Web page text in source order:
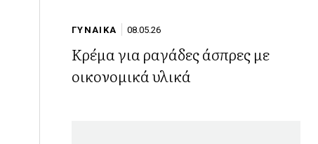
ΓΥΝΑΙΚΑ 08.05.26
Κρέμα για ραγάδες άσπρες με
οικονομικά υλικά